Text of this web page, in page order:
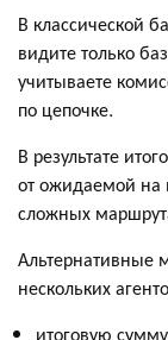
В классической
видите только
учитываете
по цепочке.
В результате
от ожидаемой на
сложных
Альтернативные
нескольких
итоговую